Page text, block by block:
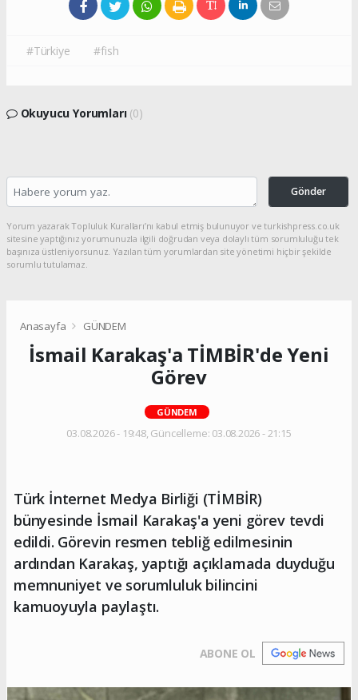
#Türkiye #fish
Okuyucu Yorumları (0)
Gönder
Yorum yazarak Topluluk Kuralları’nı kabul etmiş bulunuyor ve turkishpress.co.uk
sitesine yaptığınız yorumunuzla ilgili doğrudan veya dolaylı tüm sorumluluğu tek
başınıza üstleniyorsunuz. Yazılan tüm yorumlardan site yönetimi hiçbir şekilde
sorumlu tutulamaz.
Anasayfa GÜNDEM
İsmail Karakaş'a TİMBİR'de Yeni
Görev
GÜNDEM
03.08.2026 - 19:48, Güncelleme: 03.08.2026 - 21:15
Türk İnternet Medya Birliği (TİMBİR)
bünyesinde İsmail Karakaş'a yeni görev tevdi
edildi. Görevin resmen tebliğ edilmesinin
ardından Karakaş, yaptığı açıklamada duyduğu
memnuniyet ve sorumluluk bilincini
kamuoyuyla paylaştı.
ABONE OL